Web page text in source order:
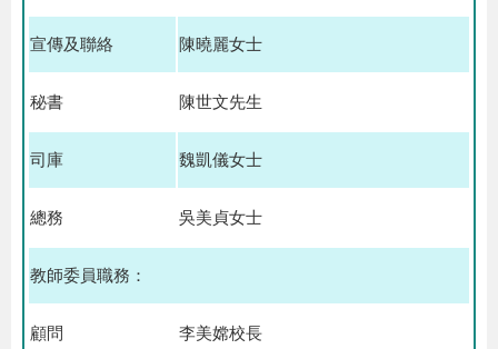
宣傳及聯絡 陳曉麗女士
秘書 陳世文先生
司庫 魏凱儀女士
總務 吳美貞女士
教師委員職務：
顧問 李美嫦校長